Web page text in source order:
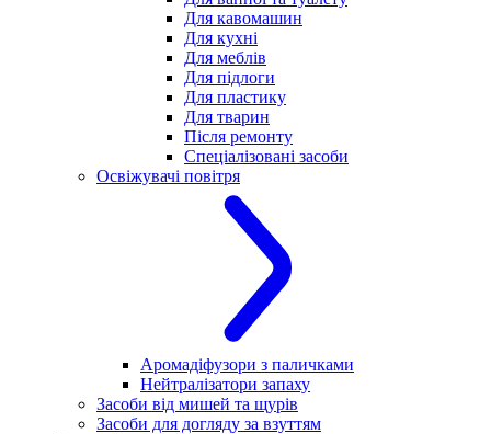
Для кавомашин
Для кухні
Для меблів
Для підлоги
Для пластику
Для тварин
Після ремонту
Спеціалізовані засоби
Освіжувачі повітря
Аромадіфузори з паличками
Нейтралізатори запаху
Засоби від мишей та щурів
Засоби для догляду за взуттям